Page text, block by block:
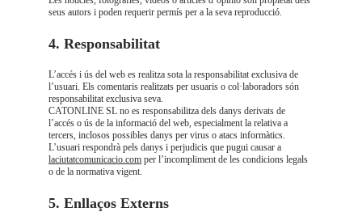
seus autors i poden requerir permís per a la seva reproducció.
4. Responsabilitat
L’accés i ús del web es realitza sota la responsabilitat exclusiva de
l’usuari. Els comentaris realitzats per usuaris o col·laboradors són
responsabilitat exclusiva seva.
CATONLINE SL no es responsabilitza dels danys derivats de
l’accés o ús de la informació del web, especialment la relativa a
tercers, inclosos possibles danys per virus o atacs informàtics.
L’usuari respondrà pels danys i perjudicis que pugui causar a
laciutatcomunicacio.com per l’incompliment de les condicions legals
o de la normativa vigent.
5. Enllaços Externs